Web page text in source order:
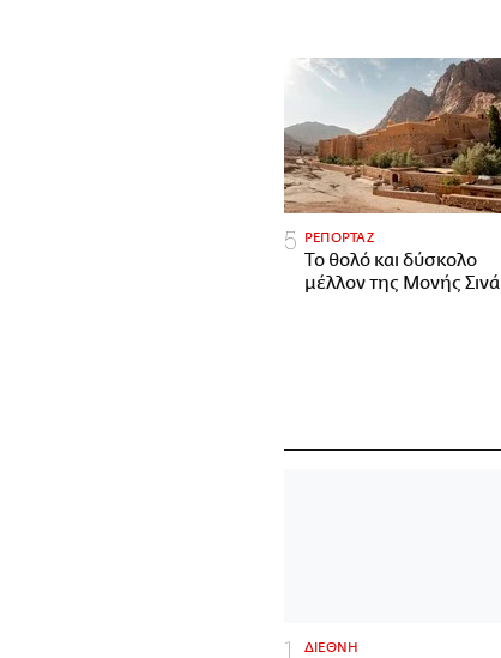
ΡΕΠΟΡΤΑΖ
Το θολό και δύσκολο
μέλλον της Μονής Σινά
ΔΙΕΘΝΗ